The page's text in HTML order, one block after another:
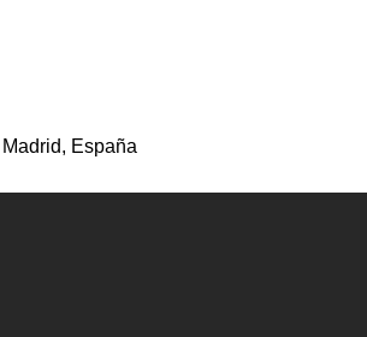
España